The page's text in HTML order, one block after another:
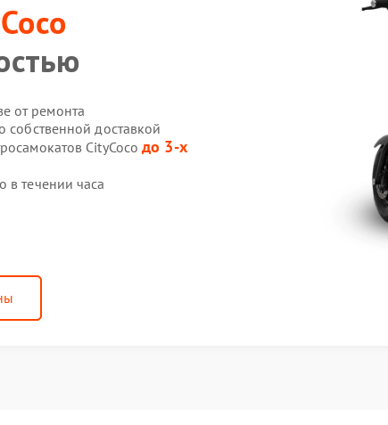
от ремонта
собственной доставкой
CityCocoдо 3-х
в течении часа